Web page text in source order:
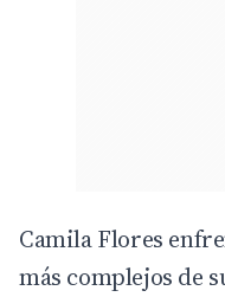
Camila Flores
más complejos de